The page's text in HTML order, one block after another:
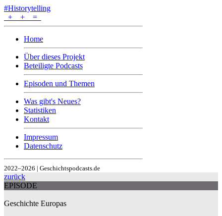
#Historytelling
+
+ =
Home
Über dieses Projekt
Beteiligte Podcasts
Episoden und Themen
Was gibt's Neues?
Statistiken
Kontakt
Impressum
Datenschutz
2022–2026 | Geschichtspodcasts.de
zurück
EPISODE
Geschichte Europas